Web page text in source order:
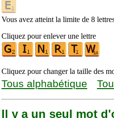
Vous avez atteint la limite de 8
Cliquez pour enlever une lettre
Cliquez pour changer la taille des
Tous alphabétique
Il y a un seul mot